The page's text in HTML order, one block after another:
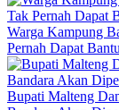
Warga Kampung
Pernah Dapat
Bupati Malteng